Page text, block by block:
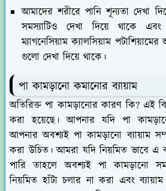
আমাদের শরীরে পানি শূন্যতা দেখা
সমস্যাটিও দেখা দিয়ে থাকে
ম্যাগনেসিয়াম ক্যালসিয়াম
গুলো দেখা দিয়ে থাকে।
পা কামড়ানো কমানোর ব্যায়াম
অতিরিক্ত পা কামড়ানোর কারণ কি? এই
করা হয়েছে। আপনার যদি পা
আপনার অবশ্যই পা কামড়ানো ব্যায়াম
করা উচিত। আমরা যদি নিয়মিত ভাবে এ
পারি তাহলে অবশ্যই পা কামড়ানো
নিয়মিত হাঁটা চলার না করা এবং